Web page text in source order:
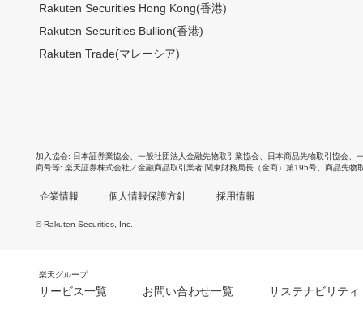
Rakuten Securities Hong Kong(香港)
Rakuten Securities Bullion(香港)
Rakuten Trade(マレーシア)
加入協会 日本証券業協会 一般社団法人金融先物取引業協会 日本商品先物取引協会
商号等 楽天証券株式会社／金融商品取引業者 関東財務局長（金商）第195号、商品先物
企業情報 個人情報保護方針 採用情報
© Rakuten Securities, Inc.
楽天グループ
サービス一覧 お問い合わせ一覧 サステナビリティ